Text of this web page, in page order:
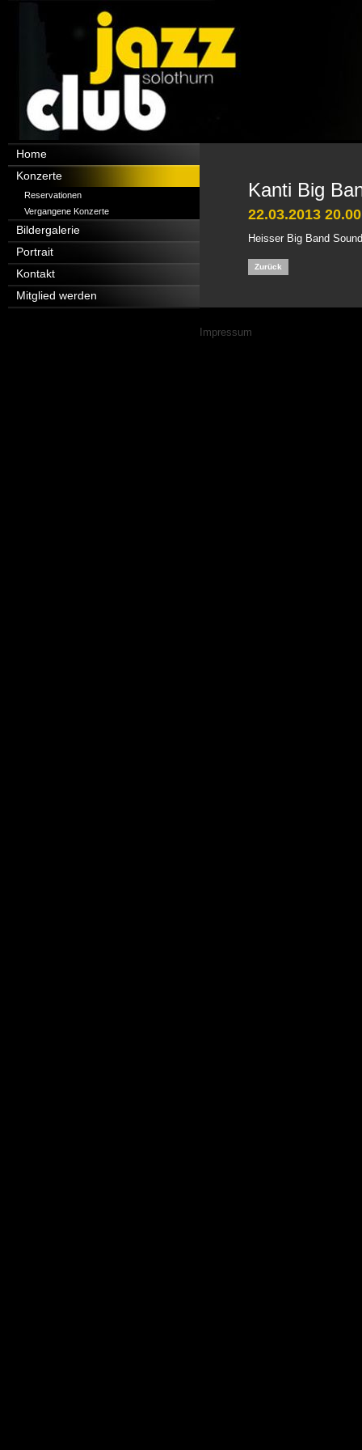
Kanti Big
22.03.2013 20.00
Heisser Big Band
Zurück
Navigation
überspringen
Home
Konzerte
Reservationen
Vergangene Konzerte
Bildergalerie
Portrait
Kontakt
Mitglied werden
Navigation
Impressum